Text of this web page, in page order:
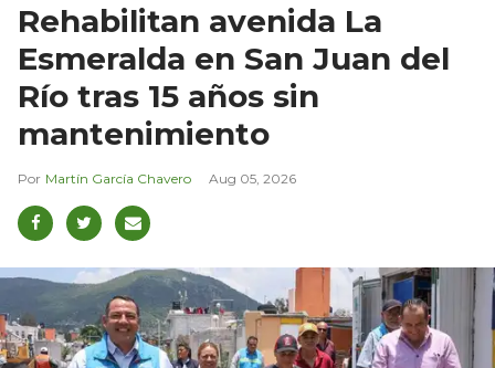
Rehabilitan avenida La
Esmeralda en San Juan del
Río tras 15 años sin
mantenimiento
Martín García Chavero Aug 05, 2026